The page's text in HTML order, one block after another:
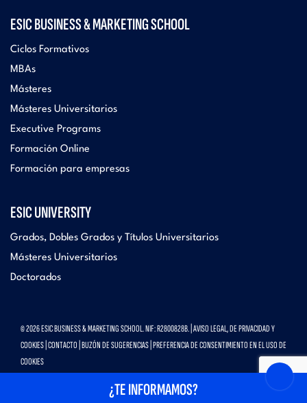
ESIC BUSINESS & MARKETING SCHOOL
Ciclos Formativos
MBAs
Másteres
Másteres Universitarios
Executive Programs
Formación Online
Formación para empresas
ESIC UNIVERSITY
Grados, Dobles Grados y Títulos Universitarios
Másteres Universitarios
Doctorados
© 2026 ESIC BUSINESS & MARKETING SCHOOL. NIF: R2800828B. | AVISO LEGAL, DE PRIVACIDAD Y
COOKIES CONTACTO BUZÓN DE SUGERENCIAS PREFERENCIA DE CONSENTIMIENTO EN EL USO DE
COOKIES
¿TE INFORMAMOS?